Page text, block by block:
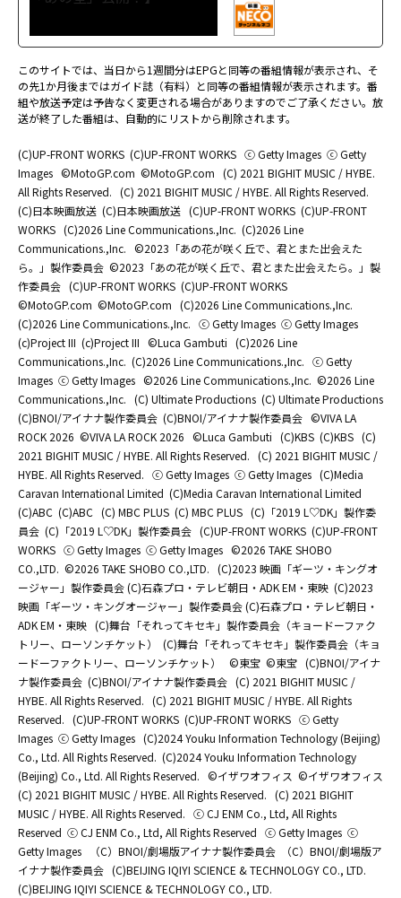
このサイトでは、当日から1週間分はEPGと同等の番組情報が表示され、そ
の先1か月後まではガイド誌（有料）と同等の番組情報が表示されます。番
組や放送予定は予告なく変更される場合がありますのでご了承ください。放
送が終了した番組は、自動的にリストから削除されます。
(C)UP-FRONT WORKS (C)UP-FRONT WORKS ⓒ Getty Images ⓒ Getty
Images ©MotoGP.com ©MotoGP.com (C) 2021 BIGHIT MUSIC / HYBE.
All Rights Reserved. (C) 2021 BIGHIT MUSIC / HYBE. All Rights Reserved.
(C)日本映画放送 (C)日本映画放送 (C)UP-FRONT WORKS (C)UP-FRONT
WORKS (C)2026 Line Communications.,Inc. (C)2026 Line
Communications.,Inc. ©2023「あの花が咲く丘で、君とまた出会えた
ら。」製作委員会 ©2023「あの花が咲く丘で、君とまた出会えたら。」製
作委員会 (C)UP-FRONT WORKS (C)UP-FRONT WORKS
©MotoGP.com ©MotoGP.com (C)2026 Line Communications.,Inc.
(C)2026 Line Communications.,Inc. ⓒ Getty Images ⓒ Getty Images
(c)Project III (c)Project III ©Luca Gambuti (C)2026 Line
Communications.,Inc. (C)2026 Line Communications.,Inc. ⓒ Getty
Images ⓒ Getty Images ©2026 Line Communications.,Inc. ©2026 Line
Communications.,Inc. (C) Ultimate Productions (C) Ultimate Productions
(C)BNOI/アイナナ製作委員会 (C)BNOI/アイナナ製作委員会 ©️VIVA LA
ROCK 2026 ©️VIVA LA ROCK 2026 ©Luca Gambuti (C)KBS (C)KBS (C)
2021 BIGHIT MUSIC / HYBE. All Rights Reserved. (C) 2021 BIGHIT MUSIC /
HYBE. All Rights Reserved. ⓒ Getty Images ⓒ Getty Images (C)Media
Caravan International Limited (C)Media Caravan International Limited
(C)ABC (C)ABC (C) MBC PLUS (C) MBC PLUS (C)「2019 L♡DK」製作委
員会 (C)「2019 L♡DK」製作委員会 (C)UP-FRONT WORKS (C)UP-FRONT
WORKS ⓒ Getty Images ⓒ Getty Images ©2026 TAKE SHOBO
CO.,LTD. ©2026 TAKE SHOBO CO.,LTD. (C)2023 映画「ギーツ・キングオ
ージャー」製作委員会 (C)石森プロ・テレビ朝日・ADK EM・東映 (C)2023
映画「ギーツ・キングオージャー」製作委員会 (C)石森プロ・テレビ朝日・
ADK EM・東映 (C)舞台「それってキセキ」製作委員会（キョードーファク
トリー、ローソンチケット）
(C)舞台「それってキセキ」製作委員会（キョ
ードーファクトリー、ローソンチケット）
©東宝 ©東宝 (C)BNOI/アイナ
ナ製作委員会 (C)BNOI/アイナナ製作委員会 (C) 2021 BIGHIT MUSIC /
HYBE. All Rights Reserved. (C) 2021 BIGHIT MUSIC / HYBE. All Rights
Reserved. (C)UP-FRONT WORKS (C)UP-FRONT WORKS ⓒ Getty
Images ⓒ Getty Images (C)2024 Youku Information Technology (Beijing)
Co., Ltd. All Rights Reserved. (C)2024 Youku Information Technology
(Beijing) Co., Ltd. All Rights Reserved. ©イザワオフィス ©イザワオフィス
(C) 2021 BIGHIT MUSIC / HYBE. All Rights Reserved. (C) 2021 BIGHIT
MUSIC / HYBE. All Rights Reserved. ⓒ CJ ENM Co., Ltd, All Rights
Reserved ⓒ CJ ENM Co., Ltd, All Rights Reserved ⓒ Getty Images ⓒ
Getty Images
（C）BNOI/劇場版アイナナ製作委員会
（C）BNOI/劇場版ア
イナナ製作委員会 (C)BEIJING IQIYI SCIENCE & TECHNOLOGY CO., LTD.
(C)BEIJING IQIYI SCIENCE & TECHNOLOGY CO., LTD.